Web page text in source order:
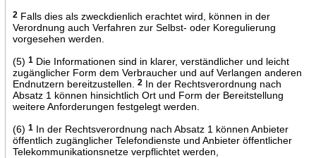
2Falls dies als zweckdienlich erachtet wird, können in der
Verordnung auch Verfahren zur Selbst- oder Koregulierung
vorgesehen werden.
(5) 1Die Informationen sind in klarer, verständlicher und leicht
zugänglicher Form dem Verbraucher und auf Verlangen anderen
Endnutzern bereitzustellen.
2In der Rechtsverordnung nach
Absatz 1 können hinsichtlich Ort und Form der Bereitstellung
weitere Anforderungen festgelegt werden.
(6) 1In der Rechtsverordnung nach Absatz 1 können Anbieter
öffentlich zugänglicher Telefondienste und Anbieter öffentlicher
Telekommunikationsnetze verpflichtet werden,